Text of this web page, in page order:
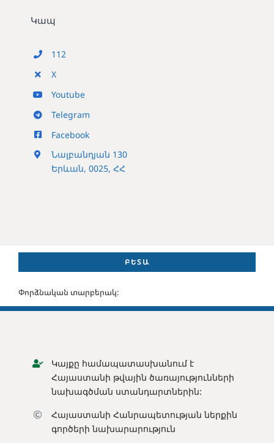
Կապ
112
X
Youtube
Telegram
Facebook
Նալբանդյան 130
Երևան, 0025, ՀՀ
ԲԵՏԱ
Փորձնական տարբերակ:
Կայքը համապատասխանում է
Հայաստանի թվային ծառայությունների
նախագծման ստանդարտներին:
Հայաստանի Հանրապետության ներքին
գործերի նախարարություն